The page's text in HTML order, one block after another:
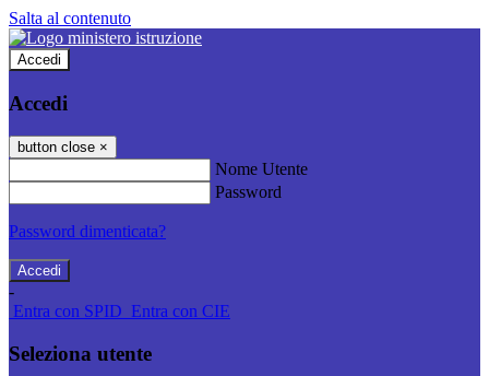
Salta al contenuto
Accedi
Accedi
button close ×
Nome Utente
Password
Password dimenticata?
-
Entra con SPID Entra con CIE
Seleziona utente